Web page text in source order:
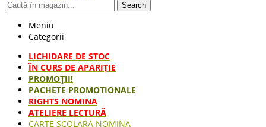
Search
Meniu
Categorii
LICHIDARE DE STOC
ÎN CURS DE APARIŢIE
PROMOȚII!
PACHETE PROMOTIONALE
RIGHTS NOMINA
ATELIERE LECTURĂ
CARTE ŞCOLARA NOMINA